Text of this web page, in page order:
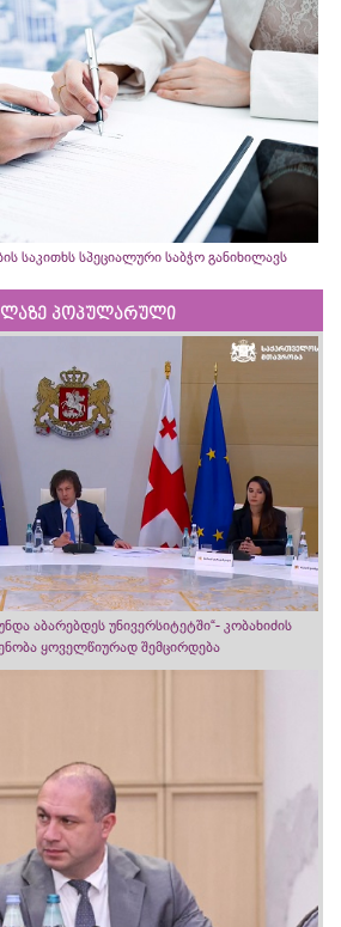
საკითხს სპეციალური საბჭო განიხილავს
პოპულარული
აბარებდეს უნივერსიტეტში“- კობახიძის
ყოველწიურად შემცირდება